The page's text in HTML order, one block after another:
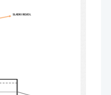
SLADKI ROJOL